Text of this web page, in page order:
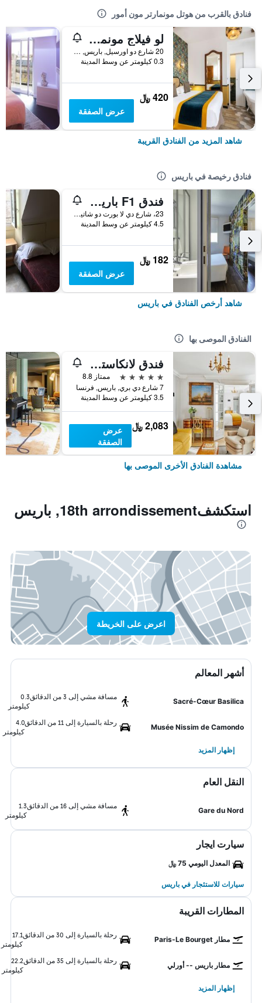
فنادق بالقرب من هوتل مونمارتر مون أمور
لو فيلاج مونمارتر باي هيب هوب هوستلز
20 شارع دو اورسيل, باريس, فرنسا
0.3 كيلومتر عن وسط المدينة
420 ﷼
عرض الصفقة
شاهد المزيد من الفنادق القريبة
فنادق رخيصة في باريس
فندق F1 باريس بورت دو شاتيلون
23، شارع دي لا بورت دو شاتيلون, باريس, فرنسا
4.5 كيلومتر عن وسط المدينة
182 ﷼
عرض الصفقة
شاهد أرخص الفنادق في باريس
الفنادق الموصى بها
فندق لانكاستر باريس شانزليزيه
5 نجوم
ممتاز 8.8
7 شارع دي بري, باريس, فرنسا
3.5 كيلومتر عن وسط المدينة
2,083 ﷼
عرض
الصفقة
مشاهدة الفنادق الأخرى الموصى بها
استكشف18th arrondissement, باريس
اعرض على الخريطة
أشهر المعالم
Sacré-Cœur Basilica
مسافة مشي إلى 3 من الدقائق
0.3
كيلومتر
Musée Nissim de Camondo
رحلة بالسيارة إلى 11 من الدقائق
4.0
كيلومتر
إظهار المزيد
النقل العام
Gare du Nord
مسافة مشي إلى 16 من الدقائق
1.3
كيلومتر
سيارت ايجار
المعدل اليومي 75 ﷼
سيارات للاستئجار في باريس
المطارات القريبة
مطار Paris-Le Bourget
رحلة بالسيارة إلى 30 من الدقائق
17.1
كيلومتر
مطار باريس -- أورلي
رحلة بالسيارة إلى 35 من الدقائق
22.2
كيلومتر
إظهار المزيد